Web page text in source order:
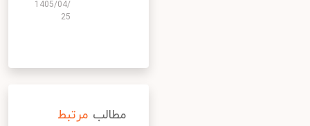
1405/04/
25
مطالب مرتبط